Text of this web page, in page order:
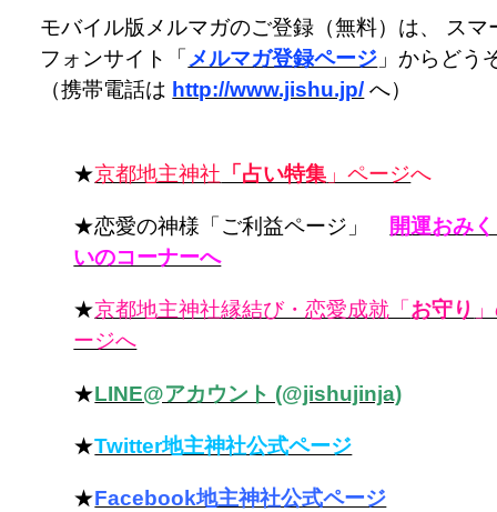
モバイル版メルマガのご登録（無料）は、 スマ
フォンサイト「 メルマガ登録ページ 」からどう
（携帯電話は http://www.jishu.jp/ へ）
★京都地主神社 「占い特集 」ページへ
★恋愛の神様「ご利益ページ」
開運おみ
いのコーナーへ
★京都地主神社縁結び・恋愛成就「お守り
ージへ
★LINE@アカウント (@jishujinja)
★Twitter地主神社公式ページ
★Facebook地主神社公式ページ